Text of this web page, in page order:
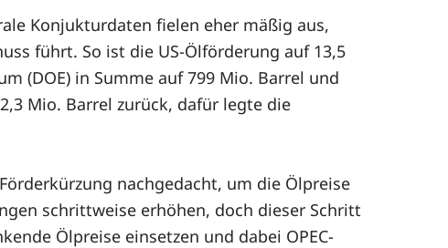
Konjukturdaten fielen eher mäßig aus,
führt. So ist die US-Ölförderung auf 13,5
(DOE) in Summe auf 799 Mio. Barrel und
Mio. Barrel zurück, dafür legte die
nachgedacht, um die Ölpreise
schrittweise erhöhen, doch dieser Schritt
Ölpreise einsetzen und dabei OPEC-